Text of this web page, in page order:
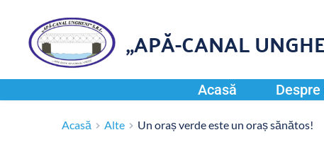
„APĂ-CANAL
Acasă Despre
Acasă Alte Un oraș verde este un oraș sănătos!